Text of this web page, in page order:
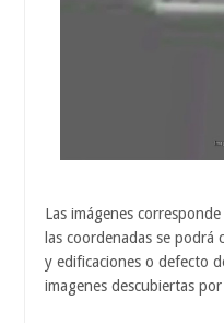
Las imágenes
las coordenadas se podrá
y edificaciones o defecto
imagenes descubiertas